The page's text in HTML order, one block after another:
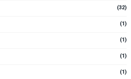
(32)
(1)
(1)
(1)
(1)